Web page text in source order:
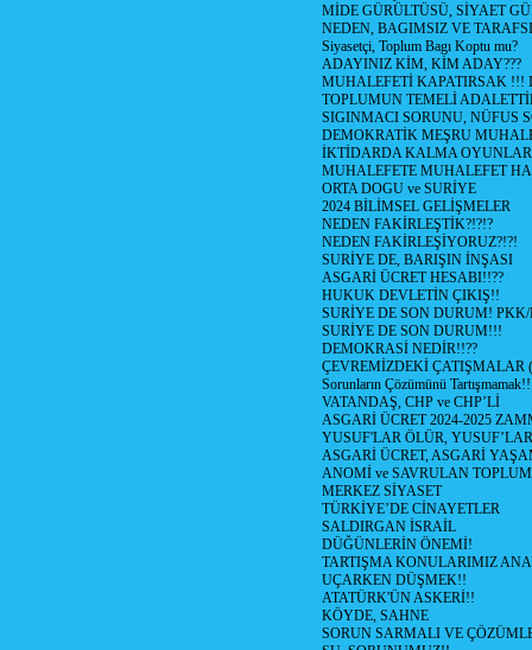
MİDE GÜRÜLTÜSÜ, SİYAET
NEDEN, BAGIMSIZ VE
Siyasetçi, Toplum Bagı Koptu mu?
ADAYINIZ KİM, KİM ADAY???
MUHALEFETİ KAPATIRSAK
TOPLUMUN TEMELİ
SIGINMACI SORUNU, NÜFUS
DEMOKRATİK MEŞRU
İKTİDARDA KALMA
MUHALEFETE MUHALEFET
ORTA DOGU ve SURİYE
2024 BİLİMSEL GELİŞMELER
NEDEN FAKİRLEŞTİK?!?!?
NEDEN FAKİRLEŞİYORUZ?!?!
SURİYE DE, BARIŞIN İNŞASI
ASGARİ ÜCRET HESABI!!??
HUKUK DEVLETİN ÇIKIŞ!!
SURİYE DE SON DURUM!
SURİYE DE SON DURUM!!!
DEMOKRASİ NEDİR!!??
ÇEVREMİZDEKİ ÇATIŞMALAR
Sorunların Çözümünü Tartışmamak!!
VATANDAŞ, CHP ve CHP’Lİ
ASGARİ ÜCRET 2024-2025
YUSUF'LAR ÖLÜR,
ASGARİ ÜCRET, ASGARİ
ANOMİ ve SAVRULAN
MERKEZ SİYASET
TÜRKİYE’DE CİNAYETLER
SALDIRGAN İSRAİL
DÜĞÜNLERİN ÖNEMİ!
TARTIŞMA KONULARIMIZ
UÇARKEN DÜŞMEK!!
ATATÜRK'ÜN ASKERİ!!
KÖYDE, SAHNE
SORUN SARMALI VE